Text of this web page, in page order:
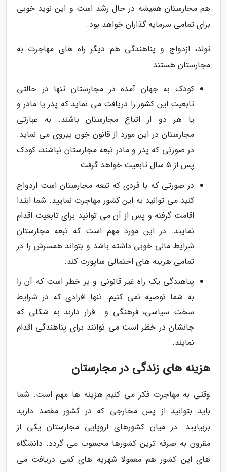
هم مجارستان همیشه در حال رشد است و این نوید خوبی
برای تمامی سرمایه گذاران خواهد بود.
تولد، ازدواج و پناهندگی هم دیگر راه های مهاجرت به
مجارستان هستند.
کودک به جهان آمده در مجارستان تنها در حالتی
تابعیت این کشور را دریافت می نماید که پدر یا مادر و
یا هر دو از اتباع مجارستان باشند. به عبارتی
مجارستان در این مورد از قانون خون پیروی می نماید.
در صورتی که پدر و مادر تبعه مجارستان نباشند، کودک
پس از 5 سال تابعیت خواهد گرفت.
در صورتی که با فردی که تبعه مجارستان است ازدواج
کنید می توانید به این کشور مهاجرت نمایید. شما ابتدا
اقامت گرفته و پس از آن می توانید برای تابعیت اقدام
نمایید. در این مورد مهم است که تبعه مجارستان
شرایط مالی خوبی داشته باشد و بتواند همسرش را در
تمامی هزینه های احتمالی ساپورت کند.
پناهندگی یک راه غیر قانونی و پر خطر است که آن را
به شما توصیه نمی کنیم. تنها افرادی که در شرایط
سخت سیاسی، فرهنگی و.. قرار دارند به شکلی که
جانشان در خظر است می توانند برای پناهندگی اقدام
نمایند.
هزینه های زندگی در مجارستان
وقتی به مهاجرت فکر می کنیم هزینه ها مهم است. شما
باید بتوانید از پس مخارجی که در کشور مقصد دارید
بربیایید. در میان کشورهای اروپایی مجارستان یکی از
مقرون به صرفه ترین کشورها محسوب می گردد. دانشگاه
های این کشور هم معمولا شهریه های کمی دریافت می